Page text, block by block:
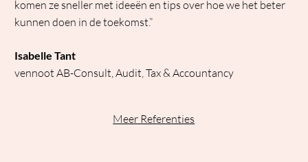
komen ze sneller met ideeën en tips over hoe we het beter
kunnen doen in de toekomst.”
Isabelle Tant
vennoot AB-Consult, Audit, Tax & Accountancy
Meer Referenties